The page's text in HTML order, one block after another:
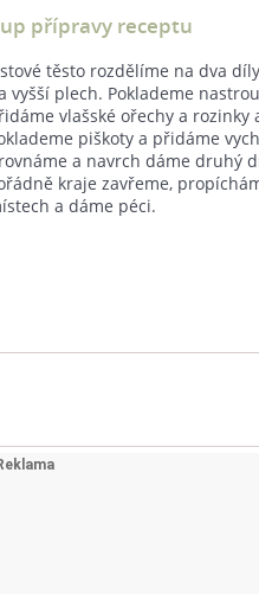
přípravy receptu
těsto rozdělíme na dva
vyšší plech. Poklademe
vlašské ořechy a rozinky
piškoty a přidáme
a navrch dáme druhý
kraje zavřeme,
a dáme péci.